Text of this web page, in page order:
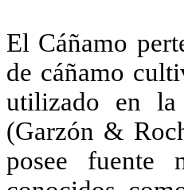
El Cáñamo
de cáñamo
utilizado en la
(Garzón &
posee fuente